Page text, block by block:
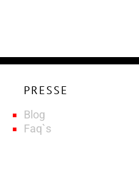
PRESSE
Blog
Faq`s